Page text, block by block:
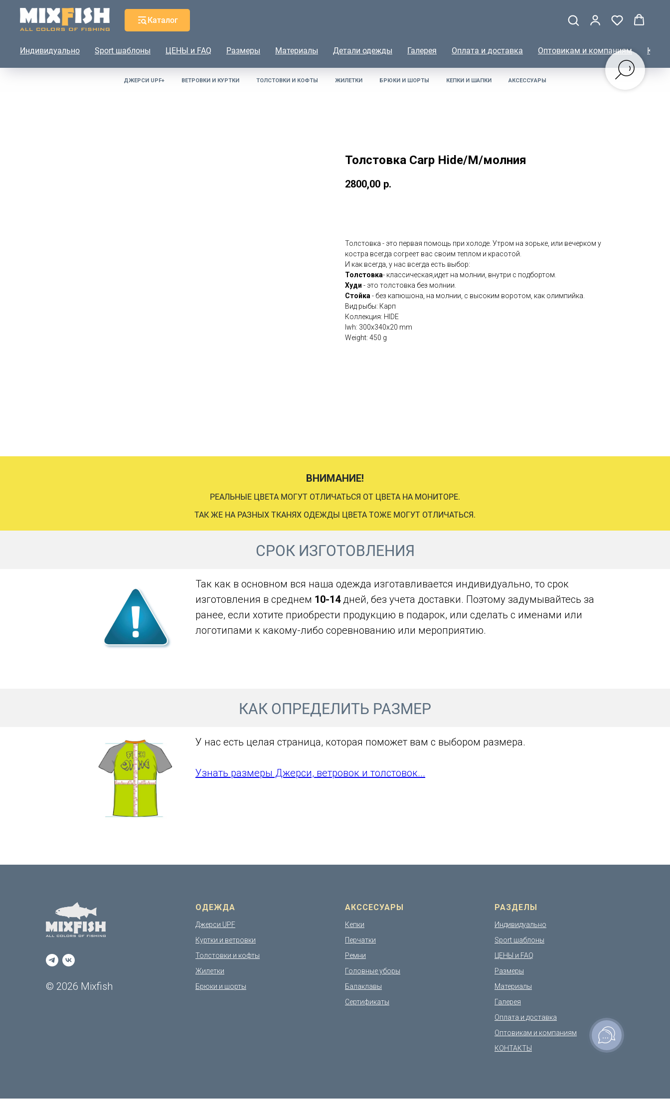
Каталог
Индивидуально Sport шаблоны ЦЕНЫ и FAQ Размеры Материалы Детали одежды Галерея Оплата и доставка Оптовикам и компаниям
ДЖЕРСИ UPF+ ВЕТРОВКИ И КУРТКИ ТОЛСТОВКИ И КОФТЫ ЖИЛЕТКИ БРЮКИ И ШОРТЫ КЕПКИ И ШАПКИ АКСЕССУАРЫ
Толстовка Carp Hide/M/молния
2800,00 р.
Толстовка - это первая помощь при холоде. Утром на зорьке, или вечерком у
костра всегда согреет вас своим теплом и красотой.
И как всегда, у нас всегда есть выбор:
Толстовка- классическая,идет на молнии, внутри с подбортом.
Худи - это толстовка без молнии.
Стойка- без капюшона, на молнии, с высоким воротом, как олимпийка.
Вид рыбы: Карп
Коллекция: HIDE
lwh: 300x340x20 mm
Weight: 450 g
ВНИМАНИЕ!
РЕАЛЬНЫЕ ЦВЕТА МОГУТ ОТЛИЧАТЬСЯ ОТ ЦВЕТА НА МОНИТОРЕ.
ТАК ЖЕ НА РАЗНЫХ ТКАНЯХ ОДЕЖДЫ ЦВЕТА ТОЖЕ МОГУТ ОТЛИЧАТЬСЯ.
СРОК ИЗГОТОВЛЕНИЯ
Так как в основном вся наша одежда изготавливается индивидуально, то срок
изготовления в среднем 10-14дней, без учета доставки. Поэтому задумывайтесь за
ранее, если хотите приобрести продукцию в подарок, или сделать с именами или
логотипами к какому-либо соревнованию или мероприятию.
КАК ОПРЕДЕЛИТЬ РАЗМЕР
У нас есть целая страница, которая поможет вам с выбором размера.
Узнать размеры Джерси, ветровок и толстовок...
© 2026 Mixfish
ОДЕЖДА
Джерси UPF
Куртки и ветровки
Толстовки и кофты
Жилетки
Брюки и шорты
АКССЕСУАРЫ
Кепки
Перчатки
Ремни
Головные уборы
Балаклавы
Сертификаты
РАЗДЕЛЫ
Индивидуально
Sport шаблоны
ЦЕНЫ и FAQ
Размеры
Материалы
Галерея
Оплата и доставка
Оптовикам и компаниям
КОНТАКТЫ